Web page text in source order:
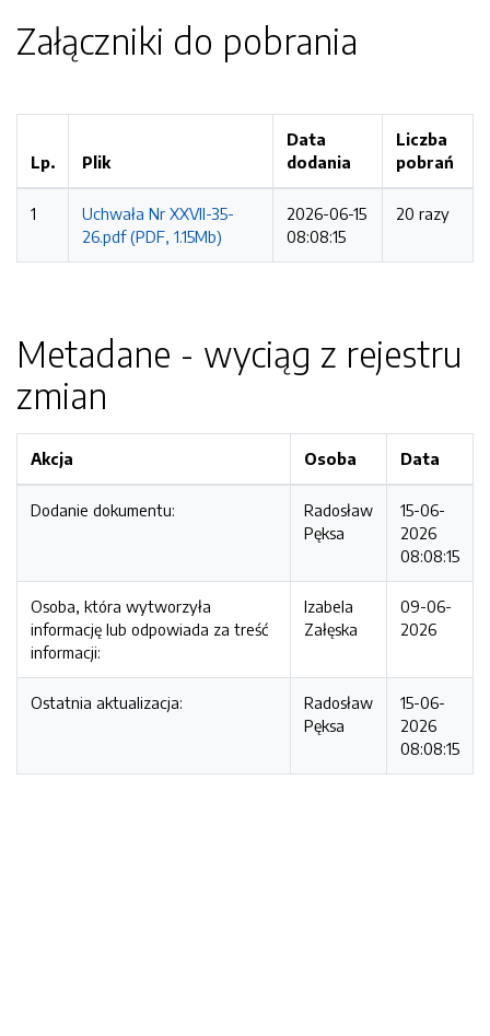
Załączniki do pobrania
Lp. Plik
Data
dodania
Liczba
pobrań
1
Uchwała Nr XXVII-35-
26.pdf (PDF, 1.15Mb)
2026-06-15
08:08:15
20 razy
Metadane - wyciąg z rejestru
zmian
Akcja Osoba Data
Dodanie dokumentu:
Radosław
Pęksa
15-06-
2026
08:08:15
Osoba, która wytworzyła
informację lub odpowiada za treść
informacji:
Izabela
Załęska
09-06-
2026
Ostatnia aktualizacja:
Radosław
Pęksa
15-06-
2026
08:08:15